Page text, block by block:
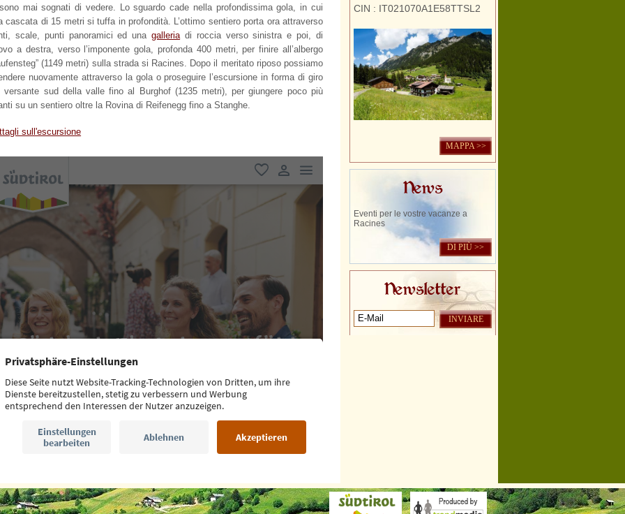
mai sognati di vedere. Lo sguardo cade nella profondissima gola, in cui
cascata di 15 metri si tuffa in profondità. L’ottimo sentiero porta ora attraverso
scale, punti panoramici ed unagalleriadi roccia verso sinistra e poi, di
a destra, verso l’imponente gola, profonda 400 metri, per finire all’albergo
(1149 metri) sulla strada si Racines. Dopo il meritato riposo possiamo
nuovamente attraverso la gola o proseguire l’escursione in forma di giro
versante sud della valle fino al Burghof (1235 metri), per giungere poco più
su un sentiero oltre la Rovina di Reifenegg fino a Stanghe.
sull'escursione
CIN : IT021070A1E58TTSL2
MAPPA >>
News
Eventi per le vostre vacanze a
Racines
DI PIÙ >>
Newsletter